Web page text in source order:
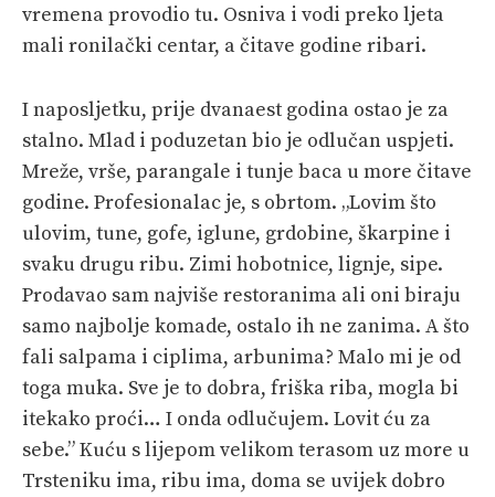
vremena provodio tu. Osniva i vodi preko ljeta
mali ronilački centar, a čitave godine ribari.
I naposljetku, prije dvanaest godina ostao je za
stalno. Mlad i poduzetan bio je odlučan uspjeti.
Mreže, vrše, parangale i tunje baca u more čitave
godine. Profesionalac je, s obrtom. „Lovim što
ulovim, tune, gofe, iglune, grdobine, škarpine i
svaku drugu ribu. Zimi hobotnice, lignje, sipe.
Prodavao sam najviše restoranima ali oni biraju
samo najbolje komade, ostalo ih ne zanima. A što
fali salpama i ciplima, arbunima? Malo mi je od
toga muka. Sve je to dobra, friška riba, mogla bi
itekako proći… I onda odlučujem. Lovit ću za
sebe.” Kuću s lijepom velikom terasom uz more u
Trsteniku ima, ribu ima, doma se uvijek dobro